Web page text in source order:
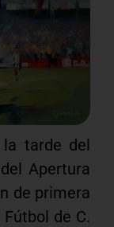
tarde del
Apertura
de primera
de C.